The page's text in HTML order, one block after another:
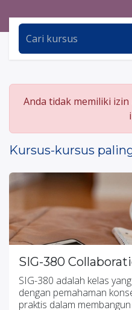
Anda tidak memiliki
Kursus-kursus
SIG-380
SIG-380 adalah kelas
dengan pemahaman
praktis dalam